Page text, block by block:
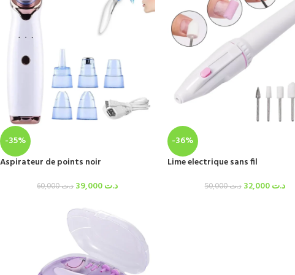
-35%
Aspirateur de points noir
د.ت60,000 د.ت
-36%
Lime electrique sans fil
د.ت50,000 د.ت32,000